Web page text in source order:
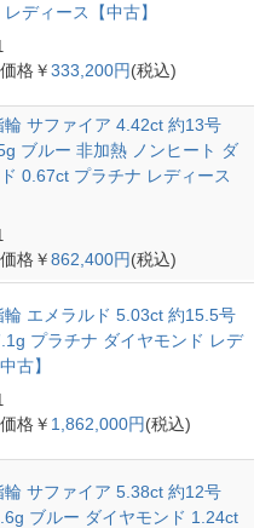
ディース【中古】
格￥333,200円(税込)
輪 サファイア 4.42ct 約13号
ブルー 非加熱 ノンヒート ダ
0.67ct プラチナ レディース
格￥862,400円(税込)
輪 エメラルド 5.03ct 約15.5号
プラチナ ダイヤモンド レデ
古】
格￥ 1,862,000円(税込)
輪 サファイア 5.38ct 約12号
ブルー ダイヤモンド 1.24ct